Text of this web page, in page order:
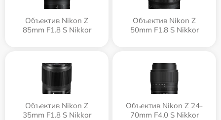
Объектив Nikon Z
85mm F1.8 S Nikkor
Объектив Nikon Z
50mm F1.8 S Nikkor
Объектив Nikon Z
35mm F1.8 S Nikkor
Объектив Nikon Z 24-
70mm F4.0 S Nikkor